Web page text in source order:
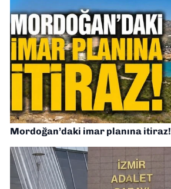
Mordoğan’daki imar planına itiraz!